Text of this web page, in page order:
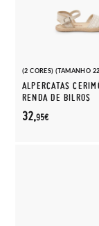
(2 CORES) (TAMANHO
ALPERCATAS
RENDA DE BILROS
32,95€